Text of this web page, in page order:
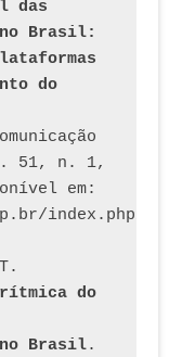
das
Brasil:
do
51, n. 1,
em:
do
Brasil.